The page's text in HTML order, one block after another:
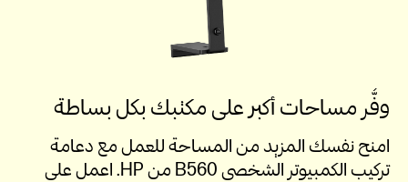
وفَّر مساحات أكبر على مكتبك بكل بساطة
امنح نفسك المزيد من المساحة للعمل مع دعامة
تركيب الكمبيوتر الشخصي B560 من HP. اعمل على